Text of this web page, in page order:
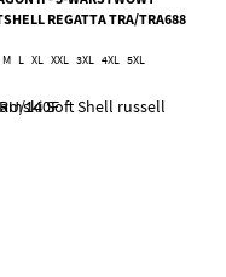
REGATTA TRA/TRA688
M L XL XXL 3XL 4XL 5XL